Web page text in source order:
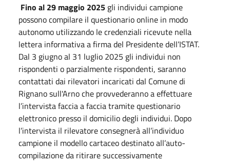
Fino al 29 maggio 2025 gli individui campione
possono compilare il questionario online in modo
autonomo utilizzando le credenziali ricevute nella
lettera informativa a firma del Presidente dell’ISTAT.
Dal 3 giugno al 31 luglio 2025 gli individui non
rispondenti o parzialmente rispondenti, saranno
contattati dai rilevatori incaricati dal Comune di
Rignano sull'Arno che provvederanno a effettuare
l’intervista faccia a faccia tramite questionario
elettronico presso il domicilio degli individui. Dopo
l’intervista il rilevatore consegnerà all’individuo
campione il modello cartaceo destinato all’auto-
compilazione da ritirare successivamente